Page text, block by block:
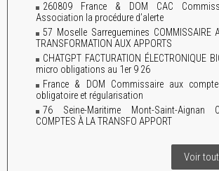
260809 France & DOM CAC
Association la procédure d’alerte
57 Moselle Sarreguemines COMMISSAIRE
TRANSFORMATION AUX APPORTS
CHATGPT FACTURATION ÉLECTRONIQUE
micro obligations au 1er 9 26
France & DOM Commissaire aux
obligatoire et régularisation
76 Seine-Maritime Mont-Saint-Aignan
COMPTES À LA TRANSFO APPORT
Voir